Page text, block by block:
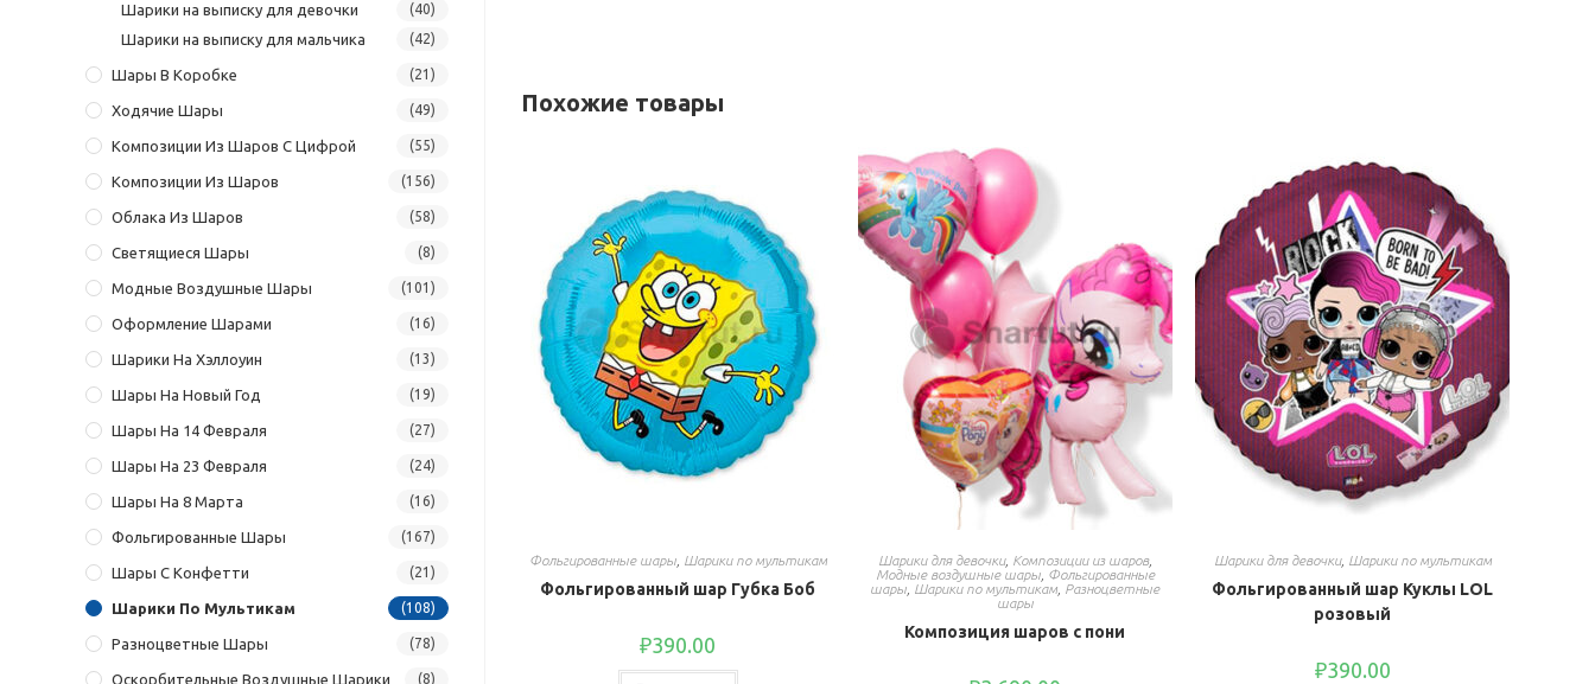
Похожие товары
Фольгированные шары, Шарики по мультикам
Фольгированный шар Губка Боб
₽390.00
Шарики для девочки, Композиции из шаров,
Модные воздушные шары, Фольгированные
шары Шарики по мультикам Разноцветные
шары
Композиция шаров с пони
Шарики для девочки, Шарики по мультикам
Фольгированный шар Куклы LOL
розовый
₽390.00
Шарики на выписку для девочки (40)
Шарики на выписку для мальчика (42)
Шары В Коробке (21)
Ходячие Шары (49)
Композиции Из Шаров С Цифрой (55)
Композиции Из Шаров (156)
Облака Из Шаров (58)
Светящиеся Шары (8)
Модные Воздушные Шары (101)
Оформление Шарами (16)
Шарики На Хэллоуин (13)
Шары На Новый Год (19)
Шары На 14 Февраля (27)
Шары На 23 Февраля (24)
Шары На 8 Марта (16)
Фольгированные Шары (167)
Шары С Конфетти (21)
Шарики По Мультикам (108)
Разноцветные Шары (78)
Оскорбительные Воздушные Шарики (8)